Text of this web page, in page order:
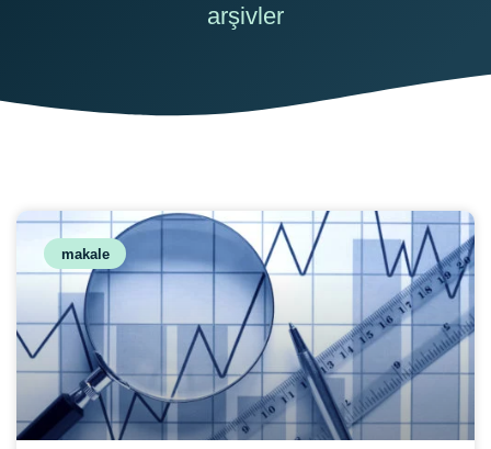
arşivler
makale